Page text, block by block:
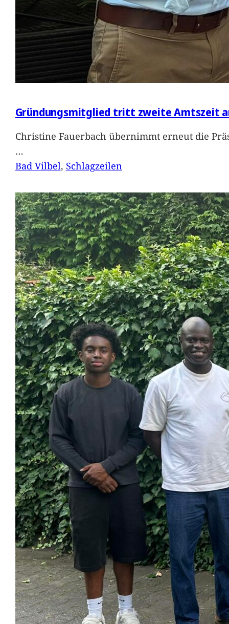
Gründungsmitglied tritt zweite Amtszeit
Christine Fauerbach übernimmt erneut die
…
Bad Vilbel, Schlagzeilen